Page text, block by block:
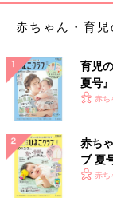
赤ちゃん・育
育児
夏号
いっ赤ち
赤ち
ブ 夏
く！赤ち